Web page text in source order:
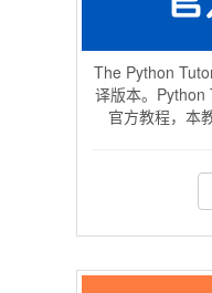
The Python
译版本。Python
官方教程，本